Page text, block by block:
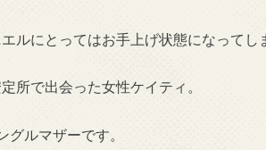
ルにとってはお手上げ状態になってし
所で出会った女性ケイティ。
ルマザーです。